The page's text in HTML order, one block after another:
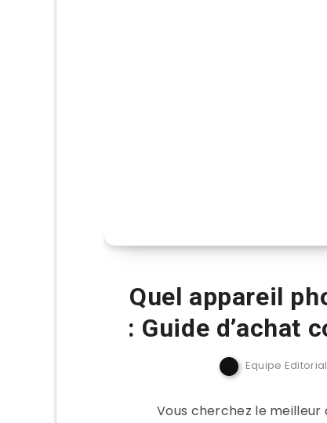
Quel appareil
: Guide d’achat
Equipe
Vous cherchez le